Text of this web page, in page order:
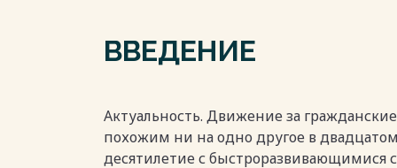
ВВЕДЕНИЕ
Актуальность. Движение за
похожим ни на одно другое в
десятилетие с быстроразвивающимися